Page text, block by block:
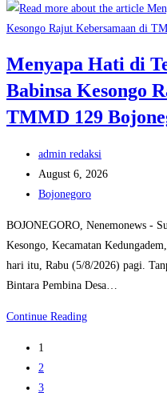
Pos
1
Ketika
Satgas
129
Bojonegoro
dan
Tanpa
Sekat
Menyapa Hati di
Babinsa Kesongo
TMMD 129
Post
author:
admin redaksi
Post
published:
August 6, 2026
Post
Bojonegoro
BOJONEGORO, Nenemonews -
Kesongo, Kecamatan
hari itu, Rabu (5/8/2026) pagi.
Bintara Pembina Desa…
Continue ReadingMenyapa
1
2
3